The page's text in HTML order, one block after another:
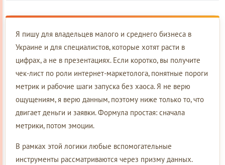
Я пишу для владельцев малого и среднего бизнеса в
Украине и для специалистов, которые хотят расти в
цифрах, а не в презентациях. Если коротко, вы получите
чек-лист по роли интернет-маркетолога, понятные пороги
метрик и рабочие шаги запуска без хаоса. Я не верю
ощущениям, я верю данным, поэтому ниже только то, что
двигает деньги и заявки. Формула простая: сначала
метрики, потом эмоции.
В рамках этой логики любые вспомогательные
инструменты рассматриваются через призму данных.